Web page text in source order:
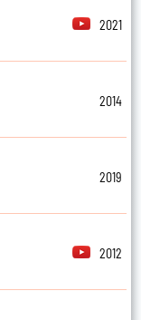
2021
2014
2019
2012